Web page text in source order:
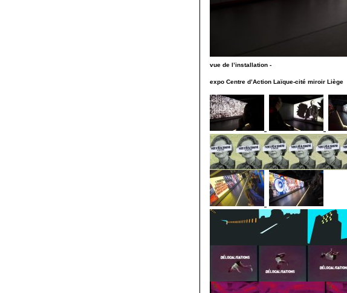
vue de l’installation -
expo Centre d’Action Laïque-cité miroir Liège